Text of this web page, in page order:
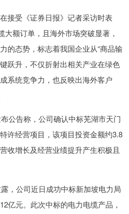
接受《证券日报》记者采访时表
额订单，且海外市场突破显著，
的态势，标志着我国企业从“商品输
跃升，不仅折射出相关产业在绿色
系统竞争力，也反映出海外客户
公告称，公司确认中标芜湖市天门
许经营项目，该项目投资金额约3.8
收增长及经营业绩提升产生积极且
，公司近日成功中标新加坡电力局
亿元。此次中标的电力电缆产品，